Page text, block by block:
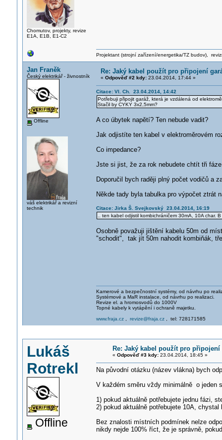
Chomutov, projekty, revize
E1A, E1B, E1-C2
Projektant (strojní zařízení/energetika/TZ budov),
Jan Franěk
Český elektrikář - živnostník
Offline
váš elektrikář a revizní
technik
Re: Jaký kabel použít pro připojení
« Odpověď #2 kdy:23.04.2014, 17:44 »
Citace: Vl. Ch. 23.04.2014, 14:42
Potřebuji připojit garáž, která je vzdálená od
Stačil by CYKY 3x2,5mm?
A co úbytek napětí? Ten nebude vadit?
Jak odjistíte ten kabel v elektroměrovém
Co impedance?
Jste si jist, že za rok nebudete chtít tři
Doporučil bych raději plný počet vodičů a
Někde tady byla tabulka pro výpočet ztrát
Citace: Jirka Š. Svejkovský 23.04.2014, 16:19
.. ten kabel odjistil kombichráničem 30mA, 10A char.
Osobně považuji jištění kabelu 50m od
"schodit", tak jít 50m nahodit kombiňák,
Kamerové a bezpečnostní systémy, od návrhu po
Systémové a MaR instalace, od návrhu po realizaci.
Revize el. a hromosvodů do 1000V
Topné kabely k vytápění i ochraně majetku.
www.fraja.cz, revize@fraja.cz, tel: 728171585
Lukáš
Rotrekl
Offline
Re: Jaký kabel použít pro
« Odpověď #3 kdy:23.04.2014, 18:45 »
Na původní otázku (název vlákna) bych
V každém směru vždy minimálně o jeden
1) pokud aktuálně potřebujete jednu fázi,
2) pokud aktuálně potřebujete 10A,
Bez znalosti místních podmínek nelze
nikdy nejde 100% říct, že je správně,